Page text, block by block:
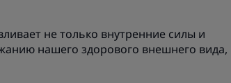
не только внутренние силы и
нашего здорового внешнего вида,